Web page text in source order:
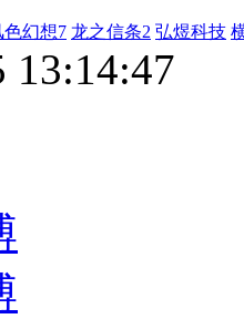
色幻想7 龙之信条2 弘煜科技
13:14:47